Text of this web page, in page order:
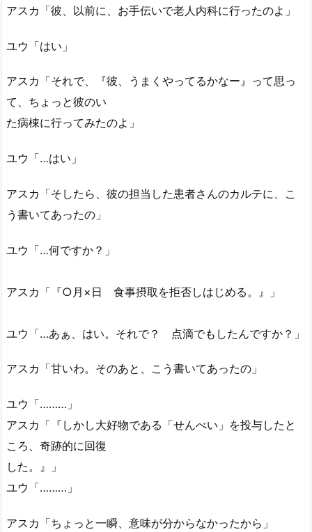
アスカ「彼、以前に、お手伝いで老人内科に行ったのよ」
ユウ「はい」
アスカ「それで、『彼、うまくやってるかなー』って思っ
て、ちょっと彼のい
た病棟に行ってみたのよ」
ユウ「…はい」
アスカ「そしたら、彼の担当した患者さんのカルテに、こ
う書いてあったの」
ユウ「…何ですか？」
アスカ「『○月×日 食事摂取を拒否しはじめる。』」
ユウ「…あぁ、はい。それで？ 点滴でもしたんですか？」
アスカ「甘いわ。そのあと、こう書いてあったの」
ユウ「………」
アスカ「『しかし大好物である「せんべい」を投与したと
ころ、奇跡的に回復
した。』」
ユウ「………」
アスカ「ちょっと一瞬、意味が分からなかったから」